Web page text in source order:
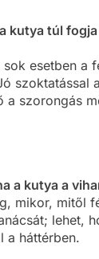
kutya túl
esetben a
szoktatással
a szorongás
a kutya a
mikor, mitől
lehet,
a háttérben.